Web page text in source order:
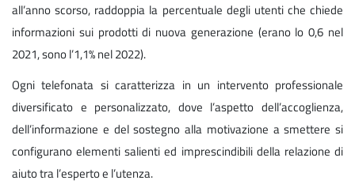
all’anno scorso, raddoppia la percentuale degli utenti che chiede
informazioni sui prodotti di nuova generazione (erano lo 0,6 nel
2021, sono l’1,1% nel 2022).
Ogni telefonata si caratterizza in un intervento professionale
diversificato e personalizzato, dove l’aspetto dell’accoglienza,
dell’informazione e del sostegno alla motivazione a smettere si
configurano elementi salienti ed imprescindibili della relazione di
aiuto tra l’esperto e l’utenza.